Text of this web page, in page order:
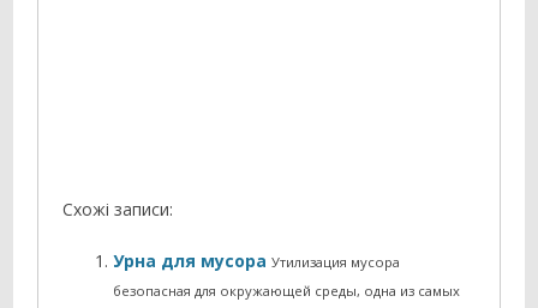
Схожі записи:
Урна для мусораУтилизация мусора
безопасная для окружающей среды, одна из самых